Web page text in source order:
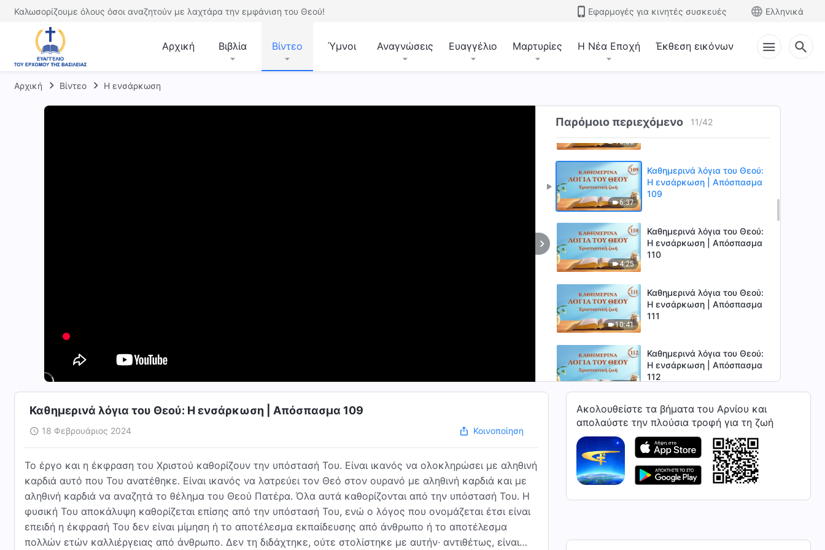
Καλωσορίζουμε όλους όσοι αναζητούν με λαχτάρα την εμφάνιση του Θεού! Εφαρμογές για κινητές συσκευές Ελληνικά
Αρχική Βιβλία Βίντεο Ύμνοι Αναγνώσεις Ευαγγέλιο Μαρτυρίες Η Νέα Εποχή Έκθεση εικόνων
Αρχική Βίντεο Η ενσάρκωση
Παρόμοιο περιεχόμενο 11/42
106
Καθημερινά λόγια του Θεού:
10:50
Καθημερινά λόγια του Θεού:
Η ενσάρκωση | Απόσπασμα
6:37
Καθημερινά λόγια του Θεού:
Η ενσάρκωση | Απόσπασμα
109
4:25
Καθημερινά λόγια του Θεού:
Η ενσάρκωση | Απόσπασμα
110
10:41
Καθημερινά λόγια του Θεού:
Η ενσάρκωση | Απόσπασμα
111
Καθημερινά λόγια του Θεού:
Η ενσάρκωση | Απόσπασμα
112
8:20
Καθημερινά λόγια του Θεού:
Η ενσάρκωση | Απόσπασμα
113
Καθημερινά λόγια του Θεού:
Η ενσάρκωση | Απόσπασμα
114
Καθημερινά λόγια του Θεού: Η ενσάρκωση | Απόσπασμα 109
18 Φεβρουάριος 2024 Κοινοποίηση
Το έργο και η έκφραση του Χριστού καθορίζουν την υπόστασή Του. Είναι ικανός να ολοκληρώσει με αληθινή
καρδιά αυτό που Του ανατέθηκε. Είναι ικανός να λατρεύει τον Θεό στον ουρανό με αληθινή καρδιά και με
αληθινή καρδιά να αναζητά το θέλημα του Θεού Πατέρα. Όλα αυτά καθορίζονται από την υπόστασή Του. Η
φυσική Του αποκάλυψη καθορίζεται επίσης από την υπόστασή Του, ενώ ο λόγος που ονομάζεται έτσι είναι
επειδή η έκφρασή Του δεν είναι μίμηση ή το αποτέλεσμα εκπαίδευσης από άνθρωπο ή το αποτέλεσμα
πολλών ετών καλλιέργειας από άνθρωπο. Δεν τη διδάχτηκε, ούτε στολίστηκε με αυτήν· αντιθέτως, είναι
Ακολουθείστε τα βήματα του Αρνίου και
απολαύστε την πλούσια τροφή για τη ζωή